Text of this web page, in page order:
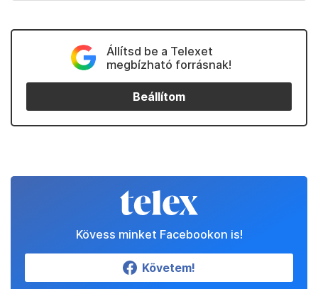
Állítsd be a Telexet
megbízható forrásnak!
Beállítom
Kövess minket Facebookon is!
Követem!